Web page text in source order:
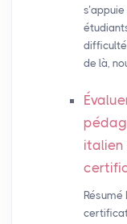
de là,
italien